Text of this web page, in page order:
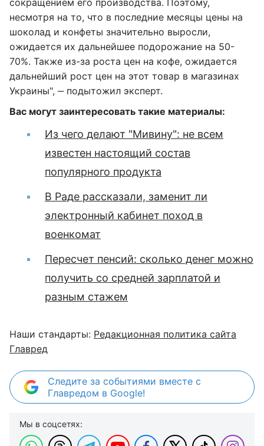
несмотря на то, что в последние месяцы цены на
шоколад и конфеты значительно выросли,
ожидается их дальнейшее подорожание на 50-
70%. Также из-за роста цен на кофе, ожидается
дальнейший рост цен на этот товар в магазинах
Украины", ‒ подытожил эксперт.
Вас могут заинтересовать такие материалы:
Из чего делают "Мивину": не всем
известен настоящий состав
популярного продукта
В Раде рассказали, заменит ли
электронный кабинет поход в
военкомат
Пересчет пенсий: сколько денег можно
получить со средней зарплатой и
разным стажем
Наши стандарты: Редакционная политика сайта
Главред
Следите за событиями вместе с
Главредом в Google!
Мы в соцсетях: